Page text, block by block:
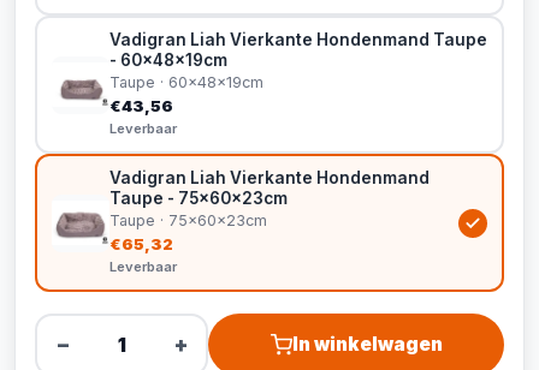
Vadigran Liah Vierkante Hondenmand Taupe
- 60x48x19cm
Taupe · 60x48x19cm
€43,56
Leverbaar
Vadigran Liah Vierkante Hondenmand
Taupe - 75x60x23cm
Taupe · 75x60x23cm
€65,32
Leverbaar
− + In winkelwagen